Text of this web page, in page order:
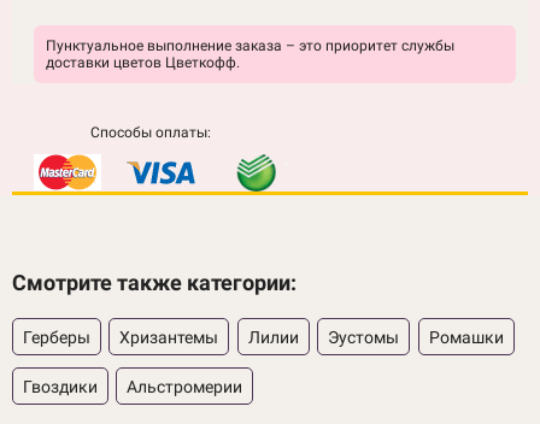
Пунктуальное выполнение заказа – это приоритет службы
доставки цветов Цветкофф.
Способы оплаты:
Смотрите также категории:
Герберы Хризантемы Лилии Эустомы Ромашки
Гвоздики Альстромерии